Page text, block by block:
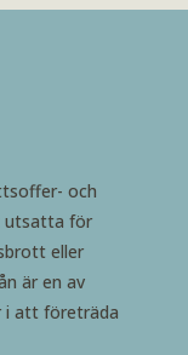
och
utsatta för
eller
är en av
i att företräda